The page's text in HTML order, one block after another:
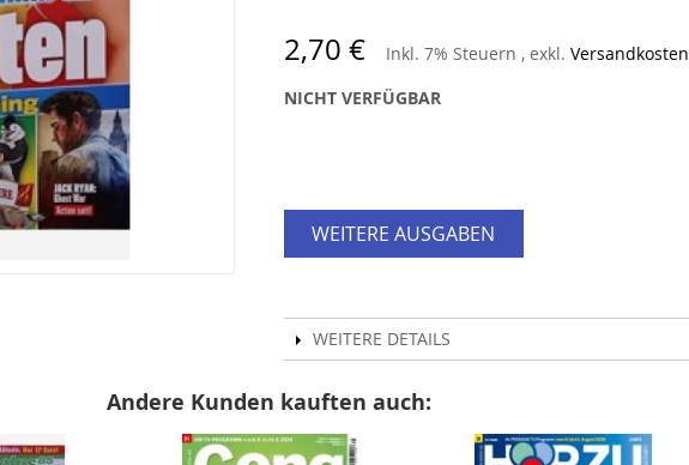
2,70 € Inkl. 7% Steuern , exkl. Versandkosten
NICHT VERFÜGBAR
WEITERE AUSGABEN
WEITERE DETAILS
Andere Kunden kauften auch: